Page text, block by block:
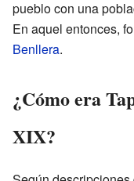
pueblo con una
En aquel entonces,
Benllera.
¿Cómo era
XIX?